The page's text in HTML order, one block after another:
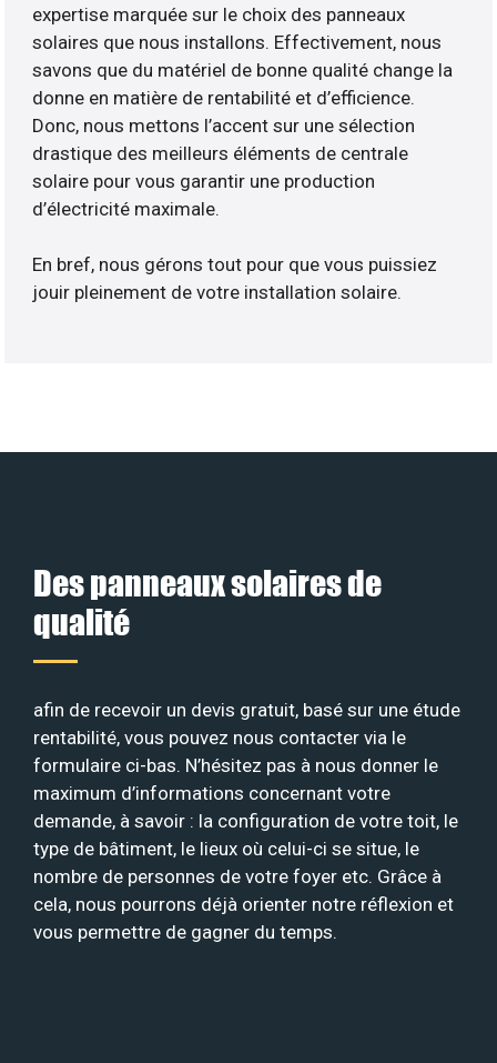
expertise marquée sur le choix des panneaux
solaires que nous installons. Effectivement, nous
savons que du matériel de bonne qualité change la
donne en matière de rentabilité et d’efficience.
Donc, nous mettons l’accent sur une sélection
drastique des meilleurs éléments de centrale
solaire pour vous garantir une production
d’électricité maximale.
En bref, nous gérons tout pour que vous puissiez
jouir pleinement de votre installation solaire.
Des panneaux solaires de
qualité
afin de recevoir un devis gratuit, basé sur une étude
rentabilité, vous pouvez nous contacter via le
formulaire ci-bas. N’hésitez pas à nous donner le
maximum d’informations concernant votre
demande, à savoir : la configuration de votre toit, le
type de bâtiment, le lieux où celui-ci se situe, le
nombre de personnes de votre foyer etc. Grâce à
cela, nous pourrons déjà orienter notre réflexion et
vous permettre de gagner du temps.